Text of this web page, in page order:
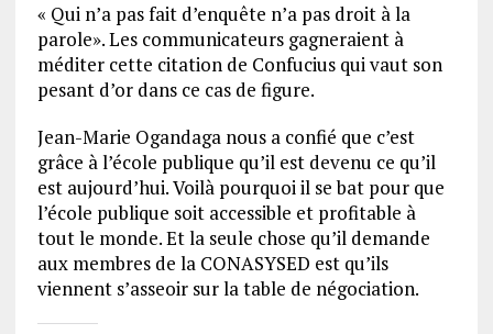
« Qui n’a pas fait d’enquête n’a pas droit à la
parole». Les communicateurs gagneraient à
méditer cette citation de Confucius qui vaut son
pesant d’or dans ce cas de figure.
Jean-Marie Ogandaga nous a confié que c’est
grâce à l’école publique qu’il est devenu ce qu’il
est aujourd’hui. Voilà pourquoi il se bat pour que
l’école publique soit accessible et profitable à
tout le monde. Et la seule chose qu’il demande
aux membres de la CONASYSED est qu’ils
viennent s’asseoir sur la table de négociation.